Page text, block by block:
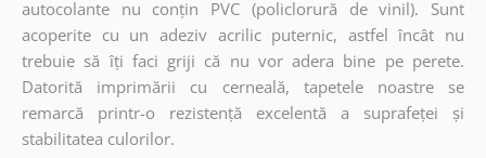
autocolante nu conțin PVC (policlorură de vinil). Sunt
acoperite cu un adeziv acrilic puternic, astfel încât nu
trebuie să îți faci griji că nu vor adera bine pe perete.
Datorită imprimării cu cerneală, tapetele noastre se
remarcă printr-o rezistență excelentă a suprafeței și
stabilitatea culorilor.